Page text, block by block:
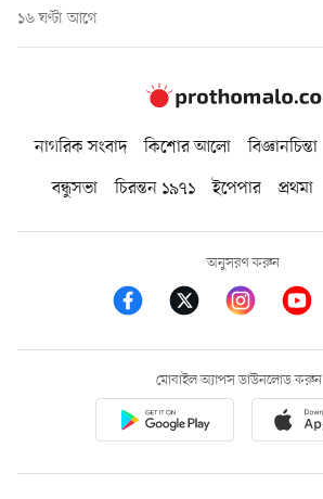
১৬ ঘণ্টা আগে
নাগরিক সংবাদ কিশোর আলো বিজ্ঞানচিন্তা
বন্ধুসভা
চিরন্তন ১৯৭১ ইপেপার প্রথমা
অনুসরণ করুন
মোবাইল অ্যাপস ডাউনলোড করুন